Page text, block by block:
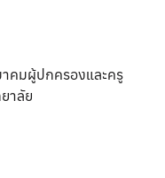
คมผู้ปกครองและครู
าลัย